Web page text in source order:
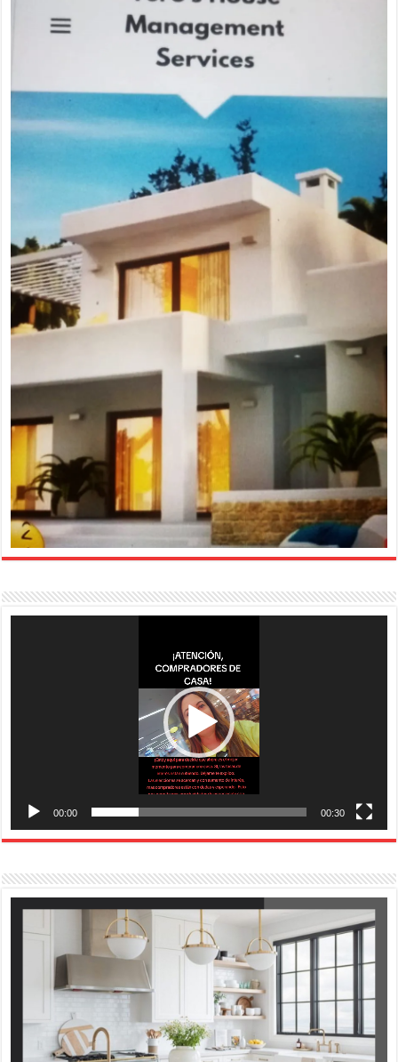
00:00 00:30